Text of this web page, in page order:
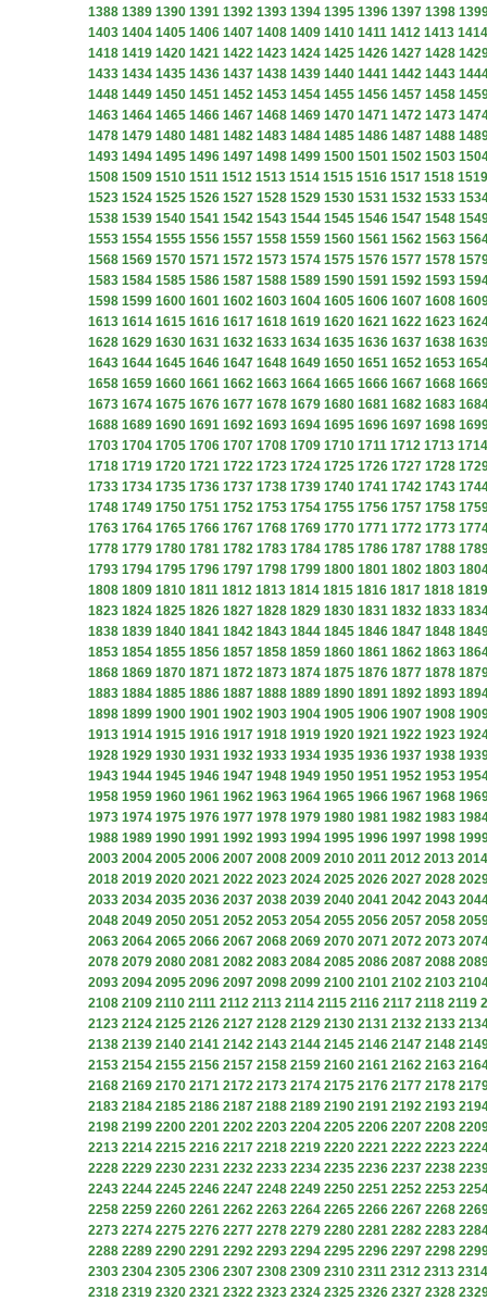
1388 1389 1390 1391 1392 1393 1394 1395 1396 1397 1398
1403 1404 1405 1406 1407 1408 1409 1410 1411 1412 1413 1414
1418 1419 1420 1421 1422 1423 1424 1425 1426 1427 1428
1433 1434 1435 1436 1437 1438 1439 1440 1441 1442 1443
1448 1449 1450 1451 1452 1453 1454 1455 1456 1457 1458
1463 1464 1465 1466 1467 1468 1469 1470 1471 1472 1473
1478 1479 1480 1481 1482 1483 1484 1485 1486 1487 1488
1493 1494 1495 1496 1497 1498 1499 1500 1501 1502 1503
1508 1509 1510 1511 1512 1513 1514 1515 1516 1517 1518 1519
1523 1524 1525 1526 1527 1528 1529 1530 1531 1532 1533
1538 1539 1540 1541 1542 1543 1544 1545 1546 1547 1548
1553 1554 1555 1556 1557 1558 1559 1560 1561 1562 1563
1568 1569 1570 1571 1572 1573 1574 1575 1576 1577 1578
1583 1584 1585 1586 1587 1588 1589 1590 1591 1592 1593
1598 1599 1600 1601 1602 1603 1604 1605 1606 1607 1608
1613 1614 1615 1616 1617 1618 1619 1620 1621 1622 1623
1628 1629 1630 1631 1632 1633 1634 1635 1636 1637 1638
1643 1644 1645 1646 1647 1648 1649 1650 1651 1652 1653
1658 1659 1660 1661 1662 1663 1664 1665 1666 1667 1668
1673 1674 1675 1676 1677 1678 1679 1680 1681 1682 1683
1688 1689 1690 1691 1692 1693 1694 1695 1696 1697 1698
1703 1704 1705 1706 1707 1708 1709 1710 1711 1712 1713 1714
1718 1719 1720 1721 1722 1723 1724 1725 1726 1727 1728
1733 1734 1735 1736 1737 1738 1739 1740 1741 1742 1743
1748 1749 1750 1751 1752 1753 1754 1755 1756 1757 1758
1763 1764 1765 1766 1767 1768 1769 1770 1771 1772 1773
1778 1779 1780 1781 1782 1783 1784 1785 1786 1787 1788
1793 1794 1795 1796 1797 1798 1799 1800 1801 1802 1803
1808 1809 1810 1811 1812 1813 1814 1815 1816 1817 1818 1819
1823 1824 1825 1826 1827 1828 1829 1830 1831 1832 1833
1838 1839 1840 1841 1842 1843 1844 1845 1846 1847 1848
1853 1854 1855 1856 1857 1858 1859 1860 1861 1862 1863
1868 1869 1870 1871 1872 1873 1874 1875 1876 1877 1878
1883 1884 1885 1886 1887 1888 1889 1890 1891 1892 1893
1898 1899 1900 1901 1902 1903 1904 1905 1906 1907 1908
1913 1914 1915 1916 1917 1918 1919 1920 1921 1922 1923
1928 1929 1930 1931 1932 1933 1934 1935 1936 1937 1938
1943 1944 1945 1946 1947 1948 1949 1950 1951 1952 1953
1958 1959 1960 1961 1962 1963 1964 1965 1966 1967 1968
1973 1974 1975 1976 1977 1978 1979 1980 1981 1982 1983
1988 1989 1990 1991 1992 1993 1994 1995 1996 1997 1998
2003 2004 2005 2006 2007 2008 2009 2010 2011 2012 2013 2014
2018 2019 2020 2021 2022 2023 2024 2025 2026 2027 2028
2033 2034 2035 2036 2037 2038 2039 2040 2041 2042 2043
2048 2049 2050 2051 2052 2053 2054 2055 2056 2057 2058
2063 2064 2065 2066 2067 2068 2069 2070 2071 2072 2073
2078 2079 2080 2081 2082 2083 2084 2085 2086 2087 2088
2093 2094 2095 2096 2097 2098 2099 2100 2101 2102 2103
2108 2109 2110 2111 2112 2113 2114 2115 2116 2117 2118 2119
2123 2124 2125 2126 2127 2128 2129 2130 2131 2132 2133
2138 2139 2140 2141 2142 2143 2144 2145 2146 2147 2148
2153 2154 2155 2156 2157 2158 2159 2160 2161 2162 2163
2168 2169 2170 2171 2172 2173 2174 2175 2176 2177 2178
2183 2184 2185 2186 2187 2188 2189 2190 2191 2192 2193
2198 2199 2200 2201 2202 2203 2204 2205 2206 2207 2208
2213 2214 2215 2216 2217 2218 2219 2220 2221 2222 2223
2228 2229 2230 2231 2232 2233 2234 2235 2236 2237 2238
2243 2244 2245 2246 2247 2248 2249 2250 2251 2252 2253
2258 2259 2260 2261 2262 2263 2264 2265 2266 2267 2268
2273 2274 2275 2276 2277 2278 2279 2280 2281 2282 2283
2288 2289 2290 2291 2292 2293 2294 2295 2296 2297 2298
2303 2304 2305 2306 2307 2308 2309 2310 2311 2312 2313 2314
2318 2319 2320 2321 2322 2323 2324 2325 2326 2327 2328